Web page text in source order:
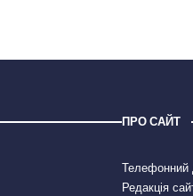
ПРО САЙТ
Телефонний
Редакція